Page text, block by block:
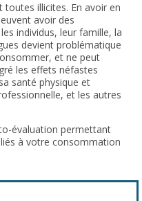
illicites. En avoir en
avoir des
individus, leur famille, la
devient problématique
et ne peut
les effets néfastes
santé physique et
et les autres
évaluation permettant
à votre consommation